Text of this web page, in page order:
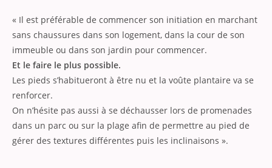
« Il est préférable de commencer son initiation en marchant
sans chaussures dans son logement, dans la cour de son
immeuble ou dans son jardin pour commencer.
Et le faire le plus possible.
Les pieds s’habitueront à être nu et la voûte plantaire va se
renforcer.
On n’hésite pas aussi à se déchausser lors de promenades
dans un parc ou sur la plage afin de permettre au pied de
gérer des textures différentes puis les inclinaisons ».